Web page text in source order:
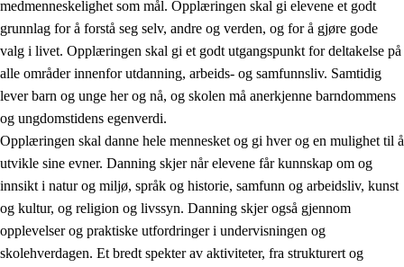
2. Prinsipper for læring, utvikling og danning
2.1 Sosial læring og utvikling
2.2 Kompetanse i fagene
2.3 Grunnleggende ferdigheter
2.4 Å lære å lære
Tverrfaglige temaer
medmenneskelighet som mål. Opplæringen skal gi elevene et godt
grunnlag for å forstå seg selv, andre og verden, og for å gjøre gode
valg i livet. Opplæringen skal gi et godt utgangspunkt for deltakelse på
alle områder innenfor utdanning, arbeids- og samfunnsliv. Samtidig
lever barn og unge her og nå, og skolen må anerkjenne barndommens
og ungdomstidens egenverdi.
Opplæringen skal danne hele mennesket og gi hver og en mulighet til å
utvikle sine evner. Danning skjer når elevene får kunnskap om og
innsikt i natur og miljø, språk og historie, samfunn og arbeidsliv, kunst
og kultur, og religion og livssyn. Danning skjer også gjennom
opplevelser og praktiske utfordringer i undervisningen og
skolehverdagen. Et bredt spekter av aktiviteter, fra strukturert og